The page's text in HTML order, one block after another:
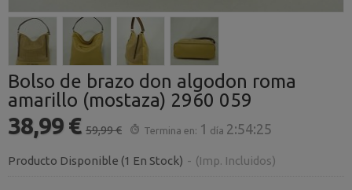
Bolso de brazo don algodon roma
amarillo (mostaza) 2960 059
38,99 € 59,99 € Termina en: 1 día 2:54:24
Producto Disponible (1 En Stock) - (Imp. Incluidos)